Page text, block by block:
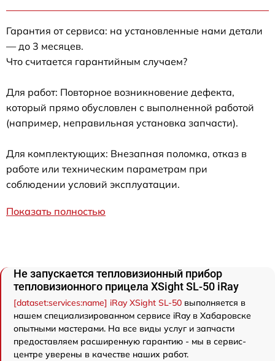
Гарантия от сервиса: на установленные нами детали
— до 3 месяцев.
Что считается гарантийным случаем?
Для работ: Повторное возникновение дефекта,
который прямо обусловлен с выполненной работой
(например, неправильная установка запчасти).
Для комплектующих: Внезапная поломка, отказ в
работе или техническим параметрам при
соблюдении условий эксплуатации.
Показать полностью
Не запускается тепловизионный прибор
тепловизионного прицела XSight SL-50 iRay
[dataset:services:name] iRay XSight SL-50 выполняется в
нашем специализированном сервисе iRay в Хабаровске
опытными мастерами. На все виды услуг и запчасти
предоставляем расширенную гарантию - мы в сервис-
центре уверены в качестве наших работ.